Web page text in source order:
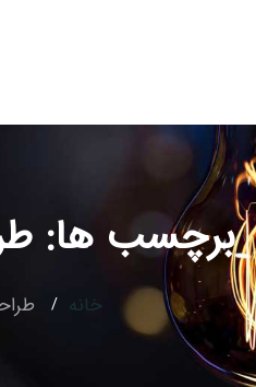
برچسب ها:
خانه